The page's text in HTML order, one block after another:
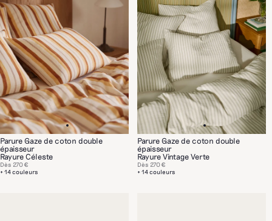
Parure Gaze de coton double
épaisseur
Rayure Céleste
+ 14 couleurs
Dès 270 €
Parure Gaze de coton double
épaisseur
Rayure Vintage Verte
+ 14 couleurs
Dès 270 €